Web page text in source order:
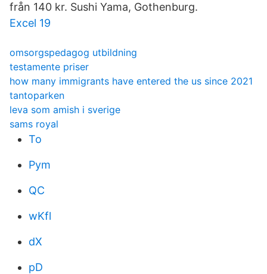
från 140 kr. Sushi Yama, Gothenburg.
Excel 19
omsorgspedagog utbildning
testamente priser
how many immigrants have entered the us since 2021
tantoparken
leva som amish i sverige
sams royal
To
Pym
QC
wKfl
dX
pD